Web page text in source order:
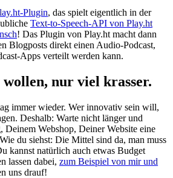
Plugin, das spielt eigentlich in der
Text-to-Speech-API von Play.ht
! Das Plugin von Play.ht macht dann
Blogposts direkt einen Audio-Podcast,
Apps verteilt werden kann.
nur viel krasser.
immer wieder. Wer innovativ sein will,
Deshalb: Warte nicht länger und
Deinem Webshop, Deiner Website eine
du siehst: Die Mittel sind da, man muss
kannst natürlich auch etwas Budget
lassen dabei, zum Beispiel von mir und
uns drauf!